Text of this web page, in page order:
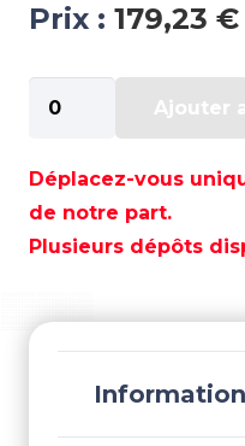
Prix : 179,23
de
PISTON
A
0,30
WI3140P3
Ajouter
Déplacez-vous
de notre part.
Plusieurs dépôts